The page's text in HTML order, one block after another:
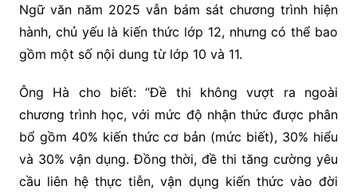
Ngữ văn năm 2025 vẫn bám sát chương trình hiện
hành, chủ yếu là kiến thức lớp 12, nhưng có thể bao
gồm một số nội dung từ lớp 10 và 11.
Ông Hà cho biết: “Đề thi không vượt ra ngoài
chương trình học, với mức độ nhận thức được phân
bổ gồm 40% kiến thức cơ bản (mức biết), 30% hiểu
và 30% vận dụng. Đồng thời, đề thi tăng cường yêu
cầu liên hệ thực tiễn, vận dụng kiến thức vào đời